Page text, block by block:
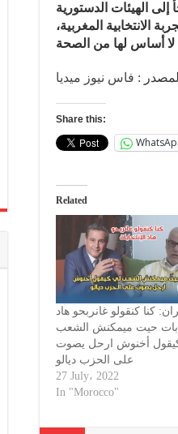
الهيئات الدستورية
الانتخابية المغربية،
المصدر : فاس نيوز ميديا
Share this:
Related
كنا كنقولو غانربحو هاد
حيت ميمكنش الشعب
أخنوش ارحل يصوت
على الحزب ديالو
27 July، 2022
In "Morocco"